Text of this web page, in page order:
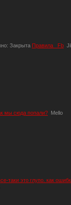
Закрыта Правила _Fb
мы сюда попали? Mello
таки это глупо. как